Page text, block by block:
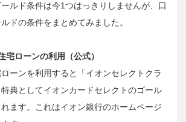
ルド条件は今1つはっきりしませんが、口
ドの条件をまとめてみました。
宅ローンの利用（公式）
ーンを利用すると「イオンセレクトクラ
典としてイオンカードセレクトのゴール
れます。これはイオン銀行のホームページ